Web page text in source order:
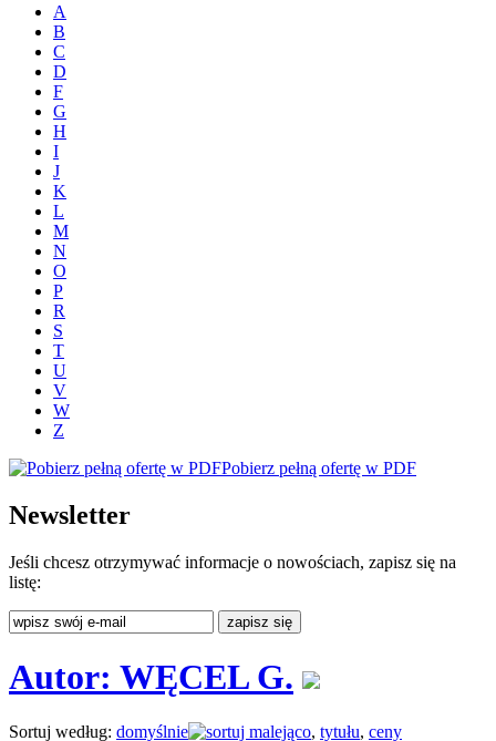
A
B
C
D
F
G
H
I
J
K
L
M
N
O
P
R
S
T
U
V
W
Z
Pobierz pełną ofertę w PDF
Newsletter
Jeśli chcesz otrzymywać informacje o nowościach, zapisz się na
listę:
Autor: WĘCEL G.
Sortuj według: domyślnie , tytułu, ceny